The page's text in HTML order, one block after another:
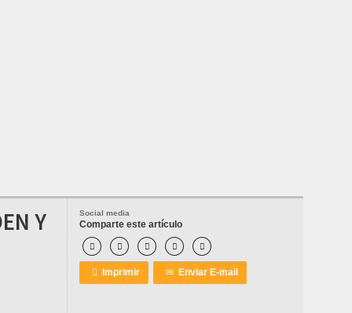
Social media
Comparte este artículo
    
 Imprimir ✉ Enviar E-mail
Y